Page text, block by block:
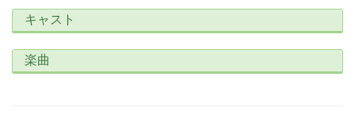
キャスト
楽曲